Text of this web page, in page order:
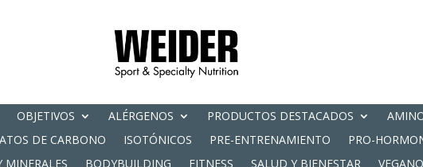
OBJETIVOS ALÉRGENOS PRODUCTOS DESTACADOS
DE CARBONO ISOTÓNICOS PRE-ENTRENAMIENTO PRO-
MINERALES BODYBUILDING FITNESS SALUD Y BIENESTAR VEGANO